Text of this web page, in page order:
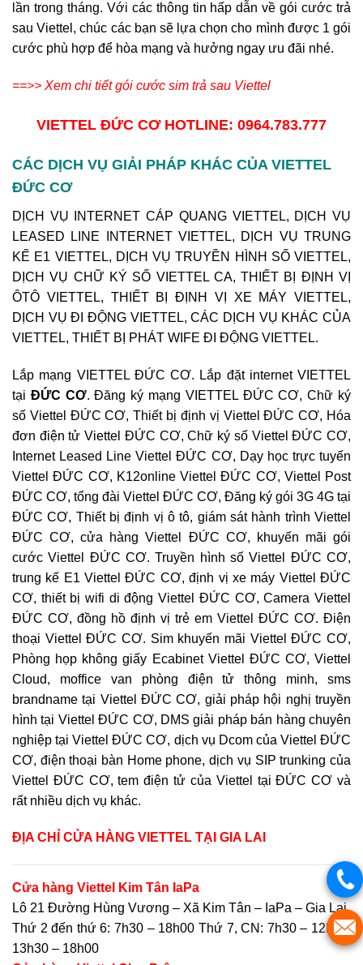
lần trong tháng. Với các thông tin hấp dẫn về gói cước trả
sau Viettel, chúc các bạn sẽ lựa chọn cho mình được 1 gói
cước phù hợp để hòa mạng và hưởng ngay ưu đãi nhé.
==>> Xem chi tiết gói cước sim trả sau Viettel
VIETTEL ĐỨC CƠ HOTLINE: 0964.783.777
CÁC DỊCH VỤ GIẢI PHÁP KHÁC CỦA VIETTEL
ĐỨC CƠ
DỊCH VỤ INTERNET CÁP QUANG VIETTEL, DỊCH VỤ
LEASED LINE INTERNET VIETTEL, DỊCH VỤ TRUNG
KẾ E1 VIETTEL, DỊCH VỤ TRUYỀN HÌNH SỐ VIETTEL,
DỊCH VỤ CHỮ KÝ SỐ VIETTEL CA, THIẾT BỊ ĐỊNH VỊ
ÔTÔ VIETTEL, THIẾT BỊ ĐỊNH VỊ XE MÁY VIETTEL,
DỊCH VỤ ĐI ĐỘNG VIETTEL, CÁC DỊCH VỤ KHÁC CỦA
VIETTEL, THIẾT BỊ PHÁT WIFE ĐI ĐỘNG VIETTEL.
Lắp mạng VIETTEL ĐỨC CƠ. Lắp đặt internet VIETTEL
tại ĐỨC CƠ. Đăng ký mạng VIETTEL ĐỨC CƠ, Chữ ký
số Viettel ĐỨC CƠ, Thiết bị định vị Viettel ĐỨC CƠ, Hóa
đơn điện tử Viettel ĐỨC CƠ, Chữ ký số Viettel ĐỨC CƠ,
Internet Leased Line Viettel ĐỨC CƠ, Dạy học trực tuyến
Viettel ĐỨC CƠ, K12online Viettel ĐỨC CƠ, Viettel Post
ĐỨC CƠ, tổng đài Viettel ĐỨC CƠ, Đăng ký gói 3G 4G tại
ĐỨC CƠ, Thiết bị định vị ô tô, giám sát hành trình Viettel
ĐỨC CƠ, cửa hàng Viettel ĐỨC CƠ, khuyến mãi gói
cước Viettel ĐỨC CƠ. Truyền hình số Viettel ĐỨC CƠ,
trung kế E1 Viettel ĐỨC CƠ, định vị xe máy Viettel ĐỨC
CƠ, thiết bị wifi di động Viettel ĐỨC CƠ, Camera Viettel
ĐỨC CƠ, đồng hồ định vị trẻ em Viettel ĐỨC CƠ. Điện
thoại Viettel ĐỨC CƠ. Sim khuyến mãi Viettel ĐỨC CƠ,
Phòng họp không giấy Ecabinet Viettel ĐỨC CƠ, Viettel
Cloud, moffice van phòng điện tử thông minh, sms
brandname tại Viettel ĐỨC CƠ, giải pháp hội nghị truyền
hình tại Viettel ĐỨC CƠ, DMS giải pháp bán hàng chuyên
nghiệp tại Viettel ĐỨC CƠ, dịch vụ Dcom của Viettel ĐỨC
CƠ, điện thoại bàn Home phone, dịch vụ SIP trunking của
Viettel ĐỨC CƠ, tem điện tử của Viettel tại ĐỨC CƠ và
rất nhiều dịch vụ khác.
ĐỊA CHỈ CỬA HÀNG VIETTEL TẠI GIA LAI
Cửa hàng Viettel Kim Tân IaPa
Lô 21 Đường Hùng Vương – Xã Kim Tân – IaPa – Gia Lai
Thứ 2 đến thứ 6: 7h30 – 18h00 Thứ 7, CN: 7h30 – 12h00,
13h30 – 18h00